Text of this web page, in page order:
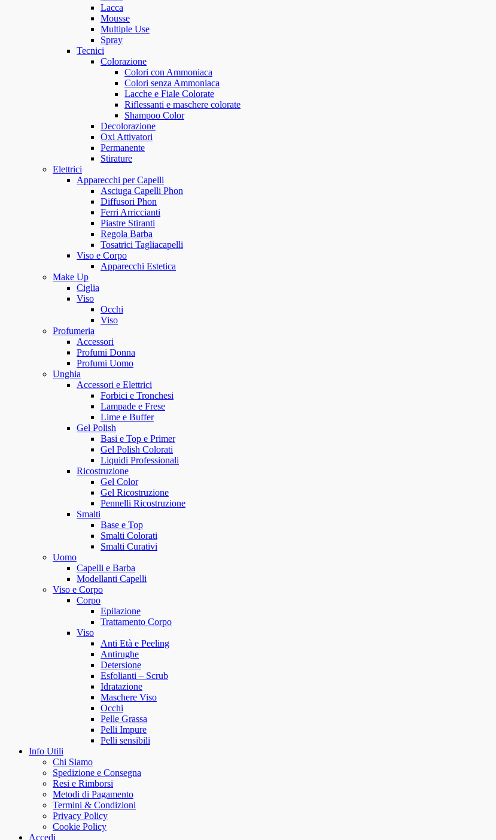
Lacca
Mousse
Multiple Use
Spray
Tecnici
Colorazione
Colori con Ammoniaca
Colori senza Ammoniaca
Lacche e Fiale Colorate
Riflessanti e maschere colorate
Shampoo Color
Decolorazione
Oxi Attivatori
Permanente
Stirature
Elettrici
Apparecchi per Capelli
Asciuga Capelli Phon
Diffusori Phon
Ferri Arriccianti
Piastre Stiranti
Regola Barba
Tosatrici Tagliacapelli
Viso e Corpo
Apparecchi Estetica
Make Up
Ciglia
Viso
Occhi
Viso
Profumeria
Accessori
Profumi Donna
Profumi Uomo
Unghia
Accessori e Elettrici
Forbici e Tronchesi
Lampade e Frese
Lime e Buffer
Gel Polish
Basi e Top e Primer
Gel Polish Colorati
Liquidi Professionali
Ricostruzione
Gel Color
Gel Ricostruzione
Pennelli Ricostruzione
Smalti
Base e Top
Smalti Colorati
Smalti Curativi
Uomo
Capelli e Barba
Modellanti Capelli
Viso e Corpo
Corpo
Epilazione
Trattamento Corpo
Viso
Anti Età e Peeling
Antirughe
Detersione
Esfolianti – Scrub
Idratazione
Maschere Viso
Occhi
Pelle Grassa
Pelli Impure
Pelli sensibili
Info Utili
Chi Siamo
Spedizione e Consegna
Resi e Rimborsi
Metodi di Pagamento
Termini & Condizioni
Privacy Policy
Cookie Policy
Accedi